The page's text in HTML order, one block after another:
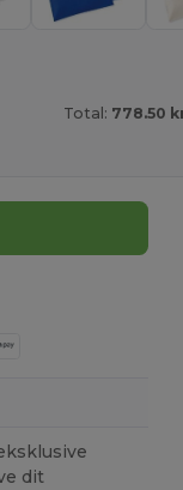
Total: 778.50
dit